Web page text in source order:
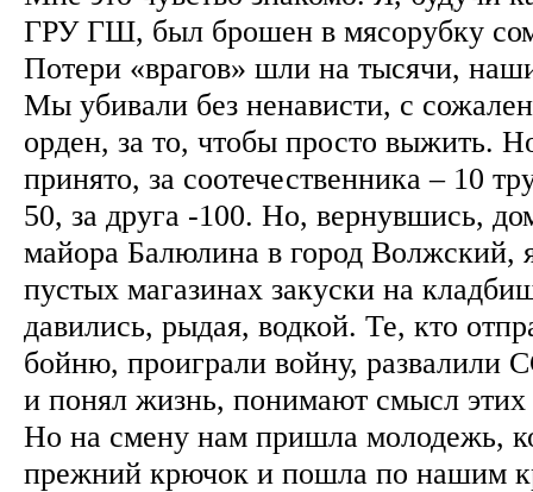
ГРУ ГШ, был брошен в мясорубку
Потери «врагов» шли на тысячи,
Мы убивали без ненависти, с
орден, за то, чтобы просто выжить.
принято, за соотечественника – 10
50, за друга -100. Но, вернувшись,
майора Балюлина в город Волжский,
пустых магазинах закуски на
давились, рыдая, водкой. Те, кто
бойню, проиграли войну, развалили
и понял жизнь, понимают смысл
Но на смену нам пришла молодежь,
прежний крючок и пошла по нашим